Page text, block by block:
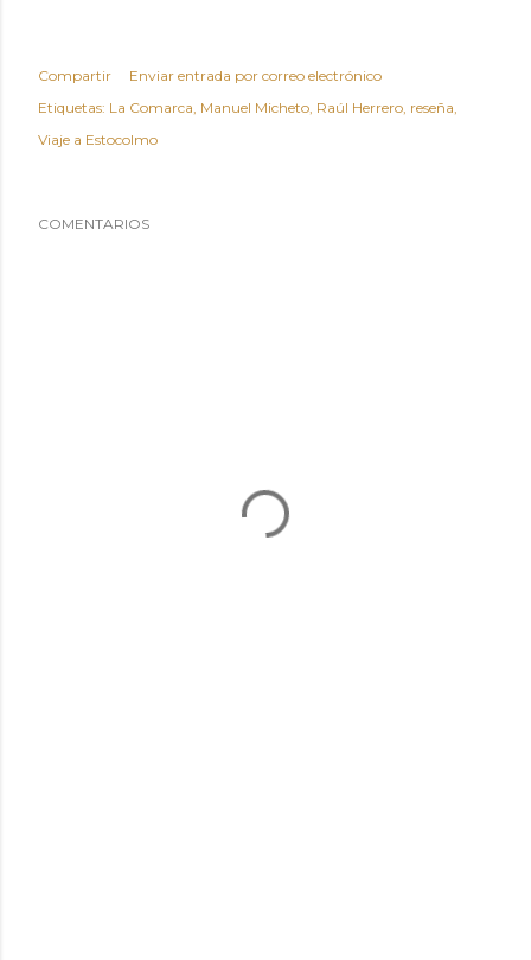
Compartir
Enviar entrada por correo electrónico
Etiquetas: La Comarca Manuel Micheto Raúl Herrero reseña
Viaje a Estocolmo
COMENTARIOS